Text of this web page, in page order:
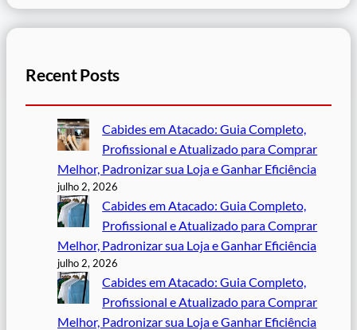
Recent Posts
Cabides em Atacado: Guia Completo,
Profissional e Atualizado para Comprar
Melhor, Padronizar sua Loja e Ganhar Eficiência
julho 2, 2026
Cabides em Atacado: Guia Completo,
Profissional e Atualizado para Comprar
Melhor, Padronizar sua Loja e Ganhar Eficiência
julho 2, 2026
Cabides em Atacado: Guia Completo,
Profissional e Atualizado para Comprar
Melhor, Padronizar sua Loja e Ganhar Eficiência